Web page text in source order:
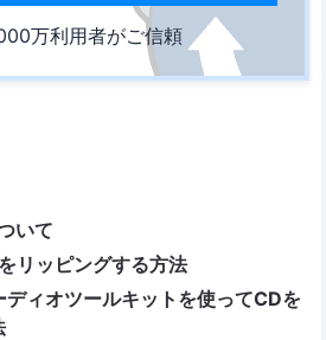
万利用者がご信頼
いて
リッピングする方法
ィオツールキットを使ってCDを